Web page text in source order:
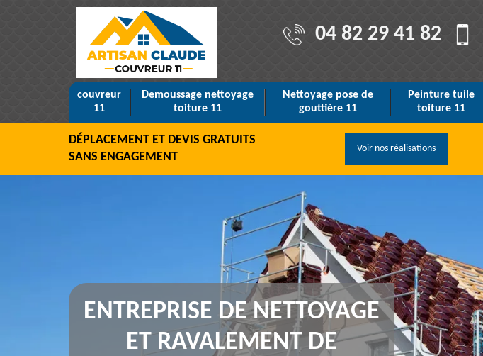
04 82 29 41 82
couvreur
11
Demoussage nettoyage
toiture 11
Nettoyage pose de
gouttière 11
Peinture tuile
toiture 11
DÉPLACEMENT ET DEVIS GRATUITS
SANS ENGAGEMENT
Voir nos réalisations
ENTREPRISE DE NETTOYAGE
ET RAVALEMENT DE